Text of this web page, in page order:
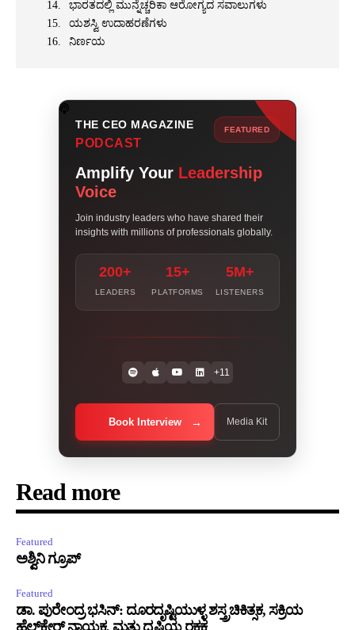
ಭಾರತದಲ್ಲಿ ಮುನ್ನೆಚ್ಚರಿಕಾ ಆರೋಗ್ಯದ ಸವಾಲುಗಳು
ಯಶಸ್ವಿ ಉದಾಹರಣೆಗಳು
ನಿರ್ಣಯ
THE CEO MAGAZINE
PODCAST
FEATURED
Amplify Your Leadership
Voice
Join industry leaders who have shared their
insights with millions of professionals globally.
200+
LEADERS
15+
PLATFORMS
5M+
LISTENERS
+11
Book Interview Media Kit
Read more
Featured
ಅಶ್ವಿನಿ ಗ್ರೂಪ್
Featured
ಡಾ. ಪುರೇಂದ್ರ ಭಸಿನ್: ದೂರದೃಷ್ಟಿಯುಳ್ಳ ಶಸ್ತ್ರಚಿಕಿತ್ಸಕ, ಸಕ್ರಿಯ